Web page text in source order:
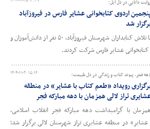
دانایی در دل ایل؛
اردوی کتابخوانی عشایر فارس در فیروزآباد
شد
با تلاش کتابداران شهرستان فیروزآباد، ۵۰ نفر از دانش‌آموزان و
عشایر فارس شرکت کردند.
۱۴۰۴-۱۱-۲۰ ۱۵:۱۶ دهه فجر، پیوند کتاب و زندگی در دل طبیعت؛
رویداد «طعم کتاب با عشایر» در منطقه
تراز لالی همزمان با دهه مبارکه فجر
همزمان با گرامیداشت دهه مبارکه فجر انقلاب اسلامی،
در منطقه عشایری تراز شهرستان لالی برگزار شد؛